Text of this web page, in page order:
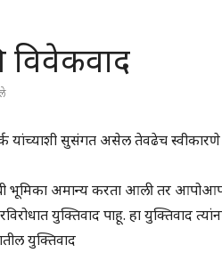
सुसंगत असेल तेवढेच स्वीकारणे
भूमिका अमान्य करता आली तर
युक्तिवाद पाहू. हा युक्तिवाद
युक्तिवाद